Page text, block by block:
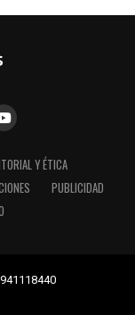
Y ÉTICA
PUBLICIDAD